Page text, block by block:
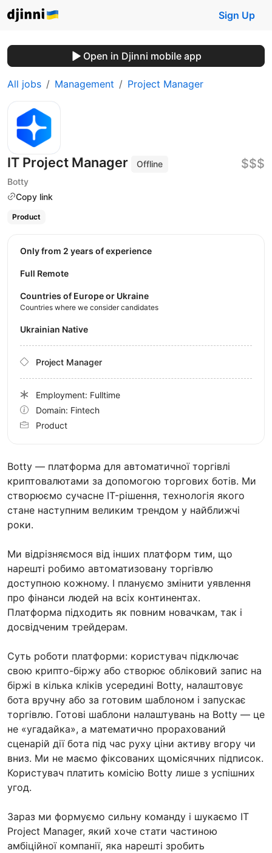
Sign Up
Open in Djinni mobile app
All jobs Management Project Manager
IT Project Manager
Offline
Botty
Copy link
$$$
Product
Botty — платформа для автоматичної торгівлі
криптовалютами за допомогою торгових ботів. Ми
створюємо сучасне IT-рішення, технологія якого
стане наступним великим трендом у найближчі
роки.
Ми відрізняємося від інших платформ тим, що
нарешті робимо автоматизовану торгівлю
доступною кожному. І плануємо змінити уявлення
про фінанси людей на всіх континентах.
Платформа підходить як повним новачкам, так і
досвідченим трейдерам.
Суть роботи платформи: користувач підключає
свою крипто-біржу або створює обліковий запис на
біржі в кілька кліків усередині Botty, налаштовує
бота вручну або за готовим шаблоном і запускає
торгівлю. Готові шаблони налаштувань на Botty — це
не «угадайка», а математично прорахований
сценарій дії бота під час руху ціни активу вгору чи
вниз. Ми не маємо фіксованих щомісячних підписок.
Користувач платить комісію Botty лише з успішних
угод.
Зараз ми формуємо сильну команду і шукаємо IT
Project Manager, який хоче стати частиною
амбіційної компанії, яка нарешті зробить
Only from 2 years of experience
Full Remote
Countries of Europe or Ukraine
Countries where we consider candidates
Ukrainian Native
Project Manager
Employment: Fulltime
Domain: Fintech
Product